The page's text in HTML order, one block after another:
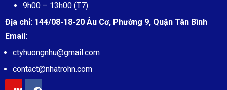
9h00 – 13h00 (T7)
Địa chỉ: 144/08-18-20 Âu Cơ, Phường 9, Quận Tân Bình
Email:
ctyhuongnhu@gmail.com
contact@nhatrohn.com